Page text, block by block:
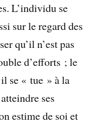
L’individu se
sur le regard des
qu’il n’est pas
d’efforts ; le
il se « tue » à la
ses
estime de soi et